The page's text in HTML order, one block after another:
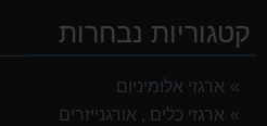
קטגוריות נבחרות
ארגזי אלומיניום
ארגזי כלים , אורגנייזרים